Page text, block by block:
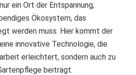
ein Ort der Entspannung,
Ökosystem, das
werden muss. Hier kommt der
innovative Technologie, die
erleichtert, sondern auch zu
beiträgt.